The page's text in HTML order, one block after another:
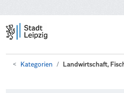
Kategorien Landwirtschaft,